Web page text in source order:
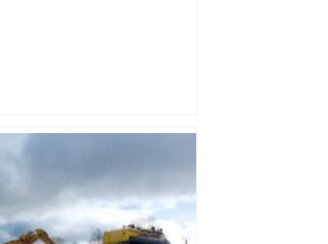
sur les avions qui